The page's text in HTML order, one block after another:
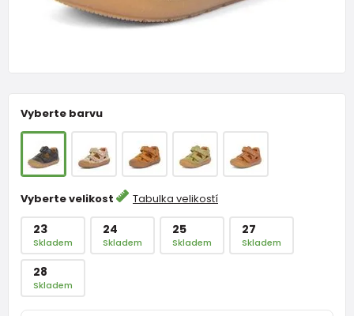
Vyberte barvu
Vyberte velikost Tabulka velikostí
23
Skladem
24
Skladem
25
Skladem
27
Skladem
28
Skladem